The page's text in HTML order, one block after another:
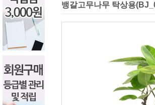
뱅갈고무나무 탁상용